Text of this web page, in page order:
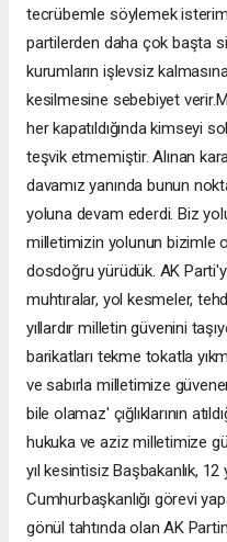
tecrübemle söylemek
partilerden daha çok başta
kurumların işlevsiz
kesilmesine sebebiyet
her kapatıldığında kimseyi
teşvik etmemiştir. Alınan
davamız yanında bunun
yoluna devam ederdi. Biz
milletimizin yolunun bizimle
dosdoğru yürüdük. AK
muhtıralar, yol kesmeler,
yıllardır milletin güvenini
barikatları tekme tokatla
ve sabırla milletimize
bile olamaz' çığlıklarının
hukuka ve aziz milletimize
yıl kesintisiz Başbakanlık, 12
Cumhurbaşkanlığı görevi
gönül tahtında olan AK